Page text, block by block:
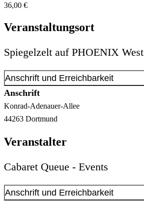
36,00 €
Veranstaltungsort
Spiegelzelt auf PHOENIX West
Anschrift und Erreichbarkeit
Anschrift
Konrad-Adenauer-Allee
44263 Dortmund
Veranstalter
Cabaret Queue - Events
Anschrift und Erreichbarkeit